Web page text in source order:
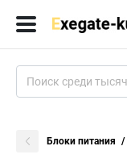
Блоки питания